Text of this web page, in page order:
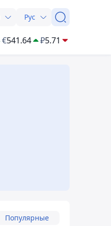
Рус
€541.64 ₽5.71
Популярные